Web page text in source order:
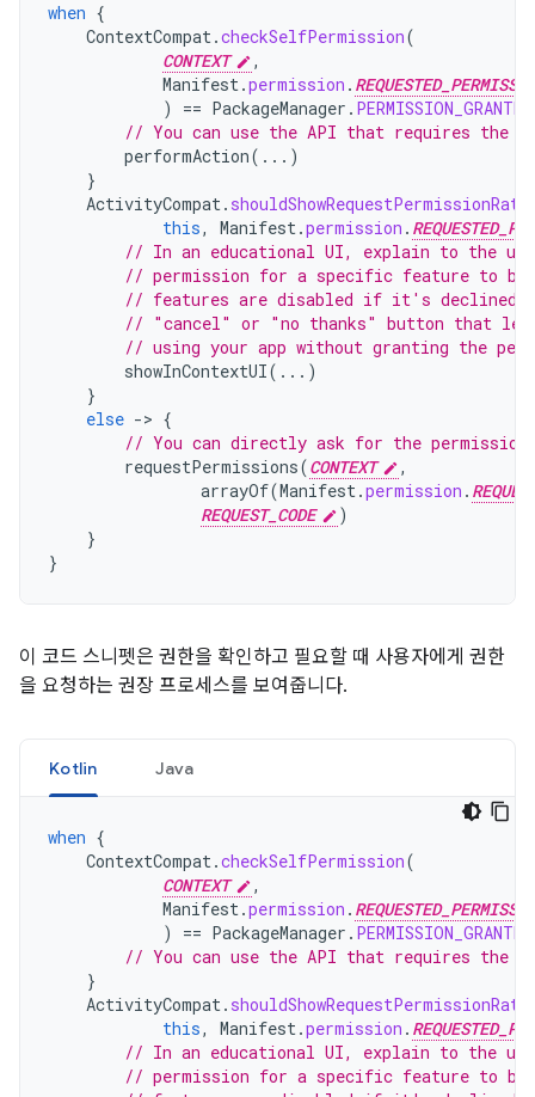
when {
ContextCompat.checkSelfPermission(
CONTEXT
,
Manifest.permission .
)
== PackageManager . PERMISSION_GRANTED
// You can use the API that requires the
performAction(...)
}
ActivityCompat.
this, Manifest.permission .
// In an educational UI, explain to the
// permission for a specific feature to
// features are disabled if it's
// "cancel" or "no thanks" button that
// using your app without granting the
showInContextUI(...)
}
else -> {
// You can directly ask for the
requestPermissions(CONTEXT
,
arrayOf(Manifest.permission .
REQUEST_CODE
)
}
}
이 코드 스니펫은 권한을 확인하고 필요할 때 사용자에게 권한
을 요청하는 권장 프로세스를 보여줍니다.
Kotlin Java
when {
ContextCompat.checkSelfPermission(
CONTEXT
,
Manifest.permission .
)
== PackageManager . PERMISSION_GRANTED
// You can use the API that requires the
}
ActivityCompat.
this, Manifest.permission .
// In an educational UI, explain to the
// permission for a specific feature to